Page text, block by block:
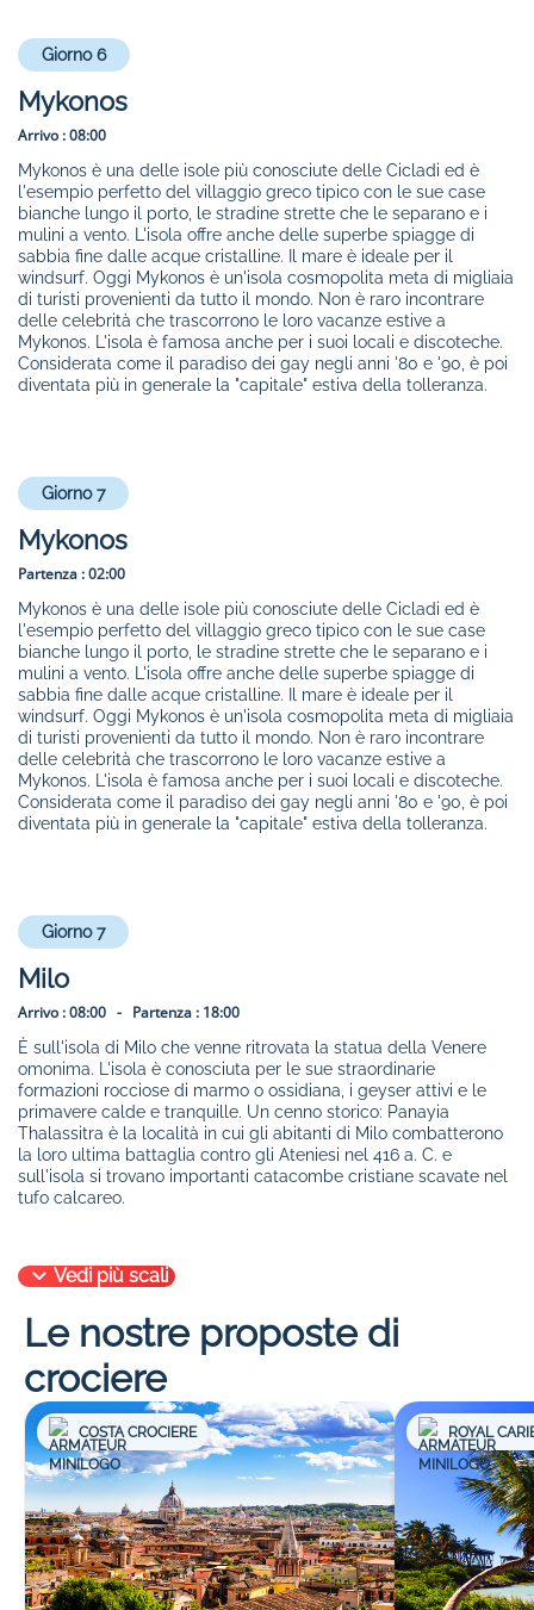
Giorno 6
Mykonos
Arrivo :08:00
Mykonos è una delle isole più conosciute delle Cicladi ed è
l'esempio perfetto del villaggio greco tipico con le sue case
bianche lungo il porto, le stradine strette che le separano e i
mulini a vento. L'isola offre anche delle superbe spiagge di
sabbia fine dalle acque cristalline. Il mare è ideale per il
windsurf. Oggi Mykonos è un'isola cosmopolita meta di migliaia
di turisti provenienti da tutto il mondo. Non è raro incontrare
delle celebrità che trascorrono le loro vacanze estive a
Mykonos. L'isola è famosa anche per i suoi locali e discoteche.
Considerata come il paradiso dei gay negli anni '80 e '90, è poi
diventata più in generale la "capitale" estiva della tolleranza.
Giorno 7
Mykonos
Partenza :02:00
Mykonos è una delle isole più conosciute delle Cicladi ed è
l'esempio perfetto del villaggio greco tipico con le sue case
bianche lungo il porto, le stradine strette che le separano e i
mulini a vento. L'isola offre anche delle superbe spiagge di
sabbia fine dalle acque cristalline. Il mare è ideale per il
windsurf. Oggi Mykonos è un'isola cosmopolita meta di migliaia
di turisti provenienti da tutto il mondo. Non è raro incontrare
delle celebrità che trascorrono le loro vacanze estive a
Mykonos. L'isola è famosa anche per i suoi locali e discoteche.
Considerata come il paradiso dei gay negli anni '80 e '90, è poi
diventata più in generale la "capitale" estiva della tolleranza.
Giorno 7
Milo
Arrivo :08:00 - Partenza : 18:00
È sull'isola di Milo che venne ritrovata la statua della Venere
omonima. L'isola è conosciuta per le sue straordinarie
formazioni rocciose di marmo o ossidiana, i geyser attivi e le
primavere calde e tranquille. Un cenno storico: Panayia
Thalassitra è la località in cui gli abitanti di Milo combatterono
la loro ultima battaglia contro gli Ateniesi nel 416 a. C. e
sull'isola si trovano importanti catacombe cristiane scavate nel
tufo calcareo.
Vedi più scali
Le nostre proposte di
crociere
COSTA CROCIERE ROYAL